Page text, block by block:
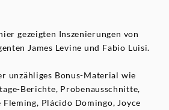
gezeigten Inszenierungen von
James Levine und Fabio Luisi.
unzähliges Bonus-Material wie
Berichte, Probenausschnitte,
Plácido Domingo, Joyce